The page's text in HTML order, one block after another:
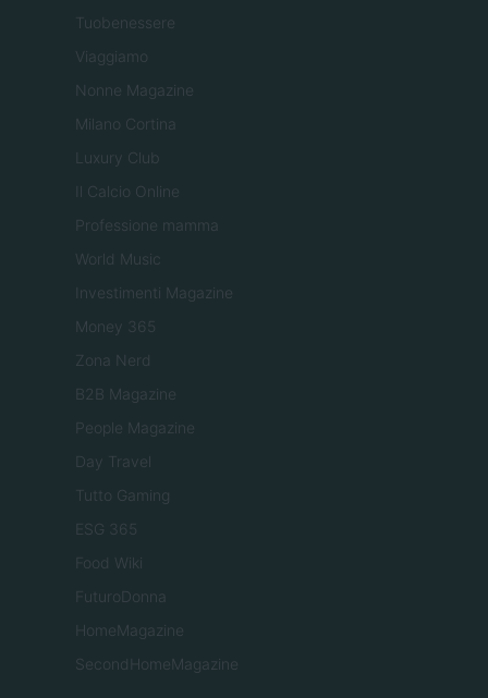
Tuobenessere
Viaggiamo
Nonne Magazine
Milano Cortina
Luxury Club
Il Calcio Online
Professione mamma
World Music
Investimenti Magazine
Money 365
Zona Nerd
B2B Magazine
People Magazine
Day Travel
Tutto Gaming
ESG 365
Food Wiki
FuturoDonna
HomeMagazine
SecondHomeMagazine